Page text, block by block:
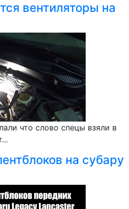
вентиляторы на
что слово спецы взяли в
на субару